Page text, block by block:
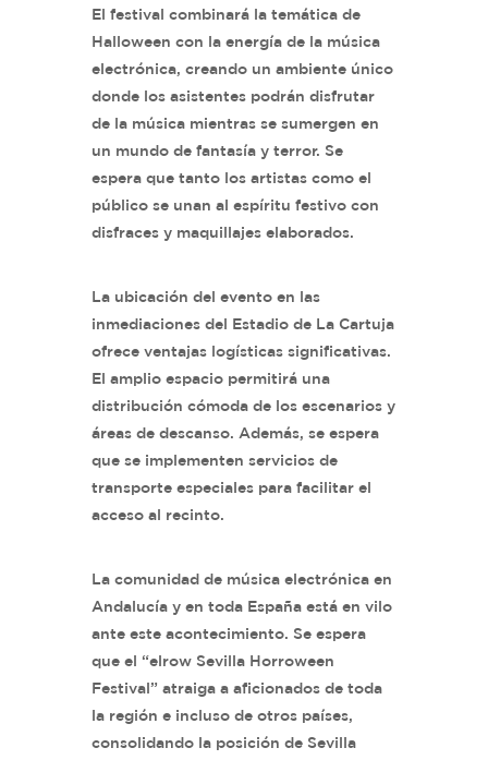
El festival combinará la temática de
Halloween con la energía de la música
electrónica, creando un ambiente único
donde los asistentes podrán disfrutar
de la música mientras se sumergen en
un mundo de fantasía y terror. Se
espera que tanto los artistas como el
público se unan al espíritu festivo con
disfraces y maquillajes elaborados.
La ubicación del evento en las
inmediaciones del Estadio de La Cartuja
ofrece ventajas logísticas significativas.
El amplio espacio permitirá una
distribución cómoda de los escenarios y
áreas de descanso. Además, se espera
que se implementen servicios de
transporte especiales para facilitar el
acceso al recinto.
La comunidad de música electrónica en
Andalucía y en toda España está en vilo
ante este acontecimiento. Se espera
que el “elrow Sevilla Horroween
Festival” atraiga a aficionados de toda
la región e incluso de otros países,
consolidando la posición de Sevilla